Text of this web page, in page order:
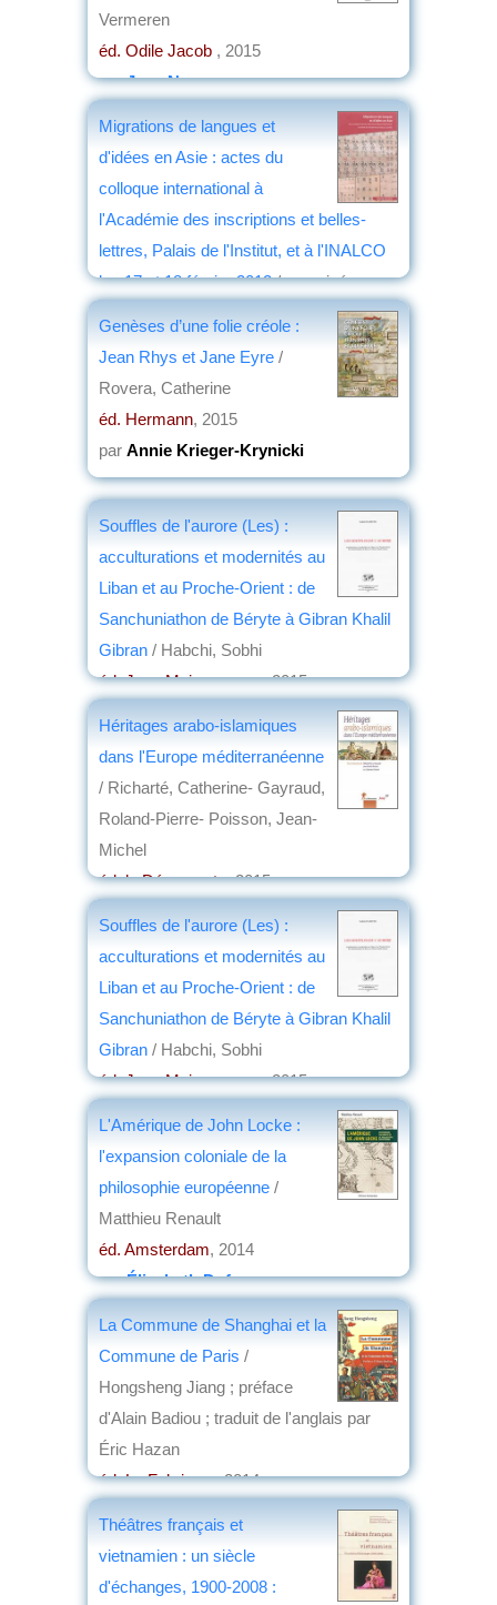
Vermeren
éd. Odile Jacob , 2015
parJean Nemo
Migrations de langues et
d'idées en Asie : actes du
colloque international à
l'Académie des inscriptions et belles-
lettres, Palais de l'Institut, et à l'INALCO
les 17 et 18 février 2012/ organisé par
l'Académie des inscriptions et belles-
lettres, la Société asiatique et l'INALCO ;
Jean-Louis Bacqué-Grammont, Pierre-
parBernard Dupaigne
Genèses d’une folie créole :
Jean Rhys et Jane Eyre /
Rovera, Catherine
éd. Hermann, 2015
par Annie Krieger-Krynicki
Souffles de l'aurore (Les) :
acculturations et modernités au
Liban et au Proche-Orient : de
Sanchuniathon de Béryte à Gibran Khalil
Gibran / Habchi, Sobhi
éd. Jean Maisonneuve, 2015
Héritages arabo-islamiques
dans l'Europe méditerranéenne
/ Richarté, Catherine- Gayraud,
Roland-Pierre- Poisson, Jean-
Michel
éd. la Découverte, 2015
Souffles de l'aurore (Les) :
acculturations et modernités au
Liban et au Proche-Orient : de
Sanchuniathon de Béryte à Gibran Khalil
Gibran / Habchi, Sobhi
éd. Jean Maisonneuve, 2015
L'Amérique de John Locke :
l'expansion coloniale de la
philosophie européenne /
Matthieu Renault
éd. Amsterdam, 2014
parÉlisabeth Dufourcq
La Commune de Shanghai et la
Commune de Paris /
Hongsheng Jiang ; préface
d'Alain Badiou ; traduit de l'anglais par
Éric Hazan
éd. La Fabrique, 2014
Théâtres français et
vietnamien : un siècle
d'échanges, 1900-2008 :